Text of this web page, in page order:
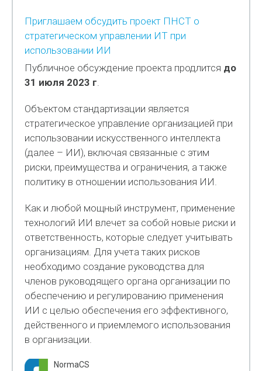
Приглашаем обсудить проект ПНСТ о
стратегическом управлении ИТ при
использовании ИИ
Публичное обсуждение проекта продлится до
31 июля 2023 г.
Объектом стандартизации является
стратегическое управление организацией при
использовании искусственного интеллекта
(далее – ИИ), включая связанные с этим
риски, преимущества и ограничения, а также
политику в отношении использования ИИ.
Как и любой мощный инструмент, применение
технологий ИИ влечет за собой новые риски и
ответственность, которые следует учитывать
организациям. Для учета таких рисков
необходимо создание руководства для
членов руководящего органа организации по
обеспечению и регулированию применения
ИИ с целью обеспечения его эффективного,
действенного и приемлемого использования
в организации.
NormaCS